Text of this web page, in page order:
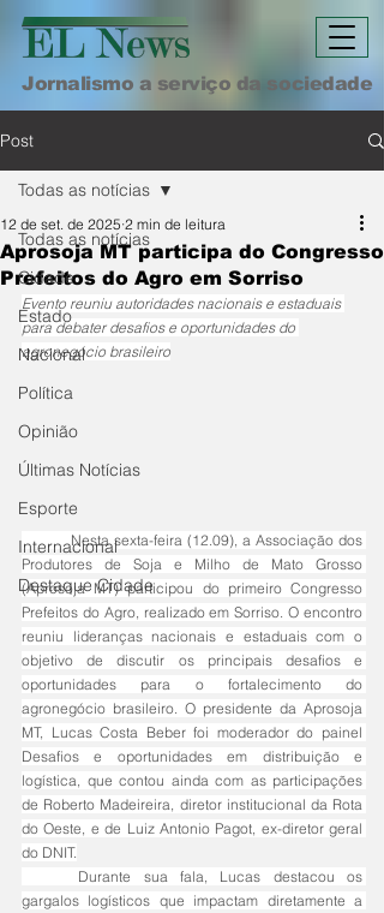
Jornalismo a serviço da sociedade
Post
Todas as notícias
Cidade
Estado
Nacional
Política
Opinião
Últimas Notícias
Esporte
Internacional
Destaque Cidade
Todas as notícias
Aprosoja MT participa do Congresso
Prefeitos do Agro em Sorriso
12 de set. de 2025 2 min de leitura
Evento reuniu autoridades nacionais e estaduais
para debater desafios e oportunidades do
agronegócio brasileiro
	Nesta sexta-feira (12.09), a Associação dos
Produtores de Soja e Milho de Mato Grosso
(Aprosoja MT) participou do primeiro Congresso
Prefeitos do Agro, realizado em Sorriso. O encontro
reuniu lideranças nacionais e estaduais com o
objetivo de discutir os principais desafios e
oportunidades para o fortalecimento do
agronegócio brasileiro. O presidente da Aprosoja
MT, Lucas Costa Beber foi moderador do painel
Desafios e oportunidades em distribuição e
logística, que contou ainda com as participações
de Roberto Madeireira, diretor institucional da Rota
do Oeste, e de Luiz Antonio Pagot, ex-diretor geral
do DNIT.
gargalos logísticos que impactam diretamente a